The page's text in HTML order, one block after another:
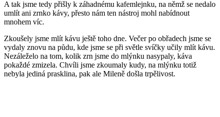
A tak jsme tedy přišly k záhadnému kafemlejnku, na němž se nedalo
umlít ani zrnko kávy, přesto nám ten nástroj mohl nabídnout
mnohem víc.
Zkoušely jsme mlít kávu ještě toho dne. Večer po obřadech jsme se
vydaly znovu na půdu, kde jsme se při světle svíčky učily mlít kávu.
Nezáleželo na tom, kolik zrn jsme do mlýnku nasypaly, káva
pokaždé zmizela. Chvíli jsme zkoumaly kudy, na mlýnku totiž
nebyla jediná prasklina, pak ale Mileně došla trpělivost.